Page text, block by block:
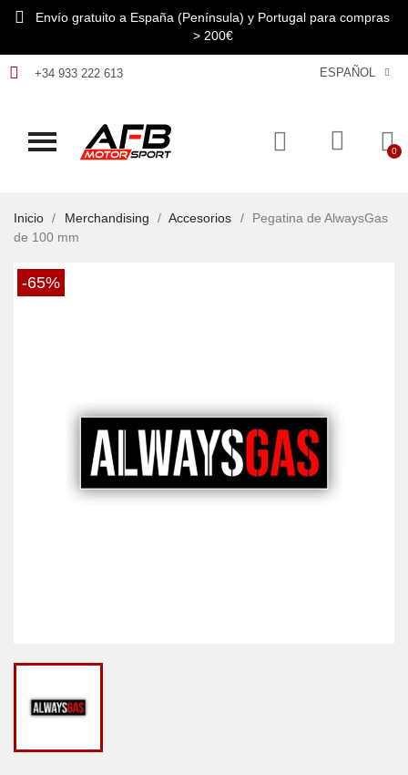
Envío gratuito a España (Península) y Portugal para compras
> 200€
+34 933 222 613 ESPAÑOL
Inicio Merchandising Accesorios
Pegatina de AlwaysGas
de 100 mm
-65%